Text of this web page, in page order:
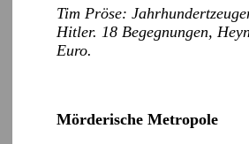
Tim Pröse:
Hitler. 18 Begegnungen,
Euro.
Mörderische Metropole